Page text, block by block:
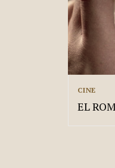
CINE
EL